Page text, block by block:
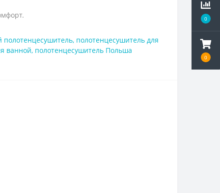
0
0
полотенцесушитель, полотенцесушитель для
ванной, полотенцесушитель Польша